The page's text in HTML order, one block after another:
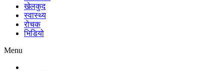
खेलकुद
स्वास्थ्य
रोचक
भिडियो
Menu